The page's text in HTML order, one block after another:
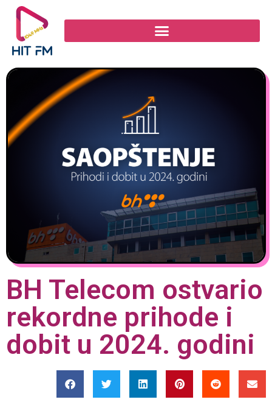
BH Telecom ostvario
rekordne prihode i
dobit u 2024. godini